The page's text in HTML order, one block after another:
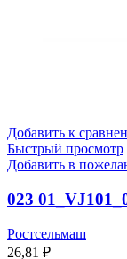
Добавить к
Быстрый просмотр
Добавить в
023
Ростсельмаш
26,81 ₽